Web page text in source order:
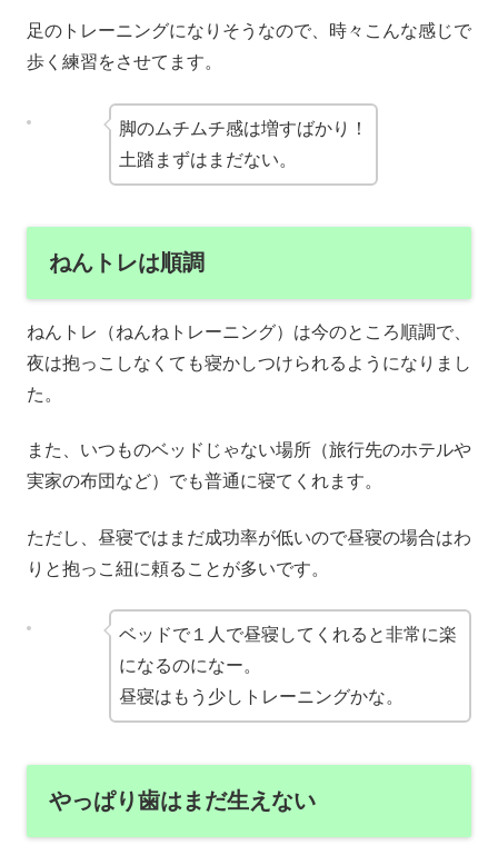
足のトレーニングになりそうなので、時々こんな感じで
歩く練習をさせてます。
脚のムチムチ感は増すばかり！
土踏まずはまだない。
ねんトレは順調
ねんトレ（ねんねトレーニング）は今のところ順調で、
夜は抱っこしなくても寝かしつけられるようになりまし
た。
また、いつものベッドじゃない場所（旅行先のホテルや
実家の布団など）でも普通に寝てくれます。
ただし、昼寝ではまだ成功率が低いので昼寝の場合はわ
りと抱っこ紐に頼ることが多いです。
ベッドで１人で昼寝してくれると非常に楽
になるのになー。
昼寝はもう少しトレーニングかな。
やっぱり歯はまだ生えない